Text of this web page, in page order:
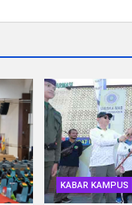
KABAR KAMPUS